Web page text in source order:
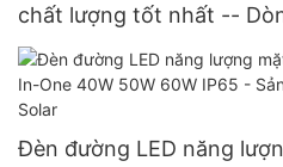
chất lượng tốt nhất --
xuất tại nhà máy.
Đèn đường LED năng